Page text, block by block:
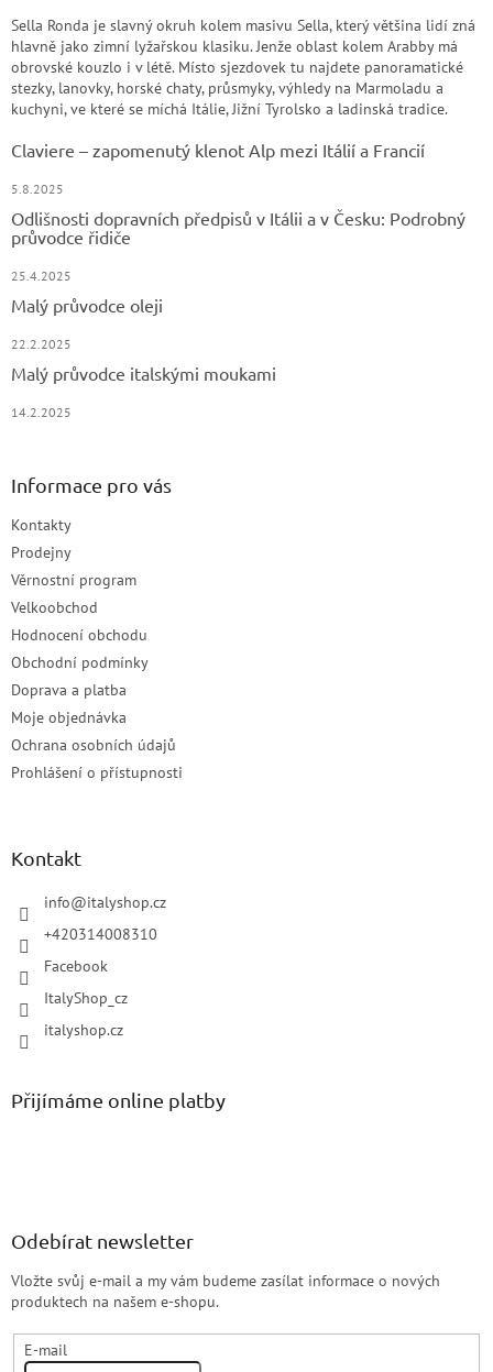
Sella Ronda je slavný okruh kolem masivu Sella, který většina lidí zná
hlavně jako zimní lyžařskou klasiku. Jenže oblast kolem Arabby má
obrovské kouzlo i v létě. Místo sjezdovek tu najdete panoramatické
stezky, lanovky, horské chaty, průsmyky, výhledy na Marmoladu a
kuchyni, ve které se míchá Itálie, Jižní Tyrolsko a ladinská tradice.
Claviere – zapomenutý klenot Alp mezi Itálií a Francií
5.8.2025
Odlišnosti dopravních předpisů v Itálii a v Česku: Podrobný
průvodce řidiče
25.4.2025
Malý průvodce oleji
22.2.2025
Malý průvodce italskými moukami
14.2.2025
Informace pro vás
Kontakty
Prodejny
Věrnostní program
Velkoobchod
Hodnocení obchodu
Obchodní podmínky
Doprava a platba
Moje objednávka
Ochrana osobních údajů
Prohlášení o přístupnosti
Kontakt
info@italyshop.cz
+420314008310
Facebook
ItalyShop_cz
italyshop.cz
Přijímáme online platby
Odebírat newsletter
Vložte svůj e-mail a my vám budeme zasílat informace o nových
produktech na našem e-shopu.
E-mail